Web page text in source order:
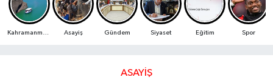
Asayiş Gündem Siyaset Eğitim Spor
ASAYIŞ
Bilim ve Teknoloji
Çevre
Kahramanmaraş Namaz Vakitleri
Kahramanmaraş Trafik Yoğunluk Haritası
Süper Lig Puan Durumu ve Fikstür